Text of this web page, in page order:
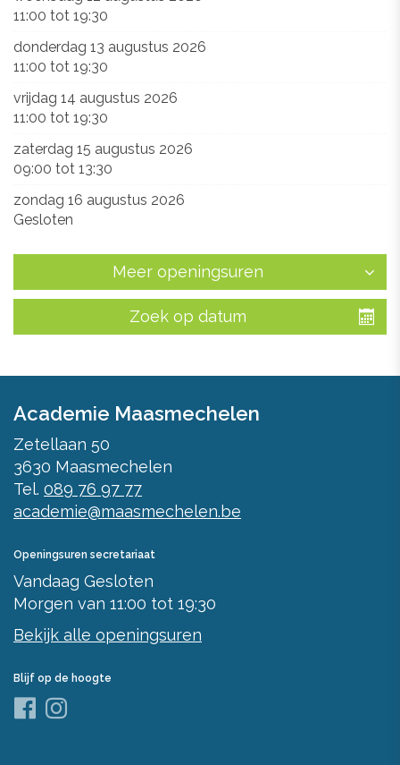
11:00 tot 19:30
donderdag 13 augustus 2026
11:00 tot 19:30
vrijdag 14 augustus 2026
11:00 tot 19:30
zaterdag 15 augustus 2026
09:00 tot 13:30
zondag 16 augustus 2026
Gesloten
Meer openingsuren
Zoek op datum
Academie Maasmechelen
Zetellaan 50
3630 Maasmechelen
Tel. 089 76 97 77
academie@maasmechelen.be
Openingsuren secretariaat
Vandaag Gesloten
Morgen van 11:00 tot 19:30
Bekijk alle openingsuren
Blijf op de hoogte
Facebook
Instagram